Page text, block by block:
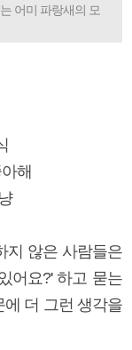
어미 파랑새의 모
해
지 않은 사람들은
어요?' 하고 묻는
에 더 그런 생각을